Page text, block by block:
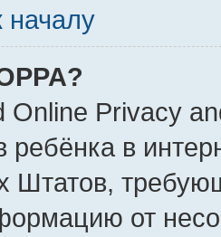
началу
Online Privacy
ребёнка в
Штатов,
от